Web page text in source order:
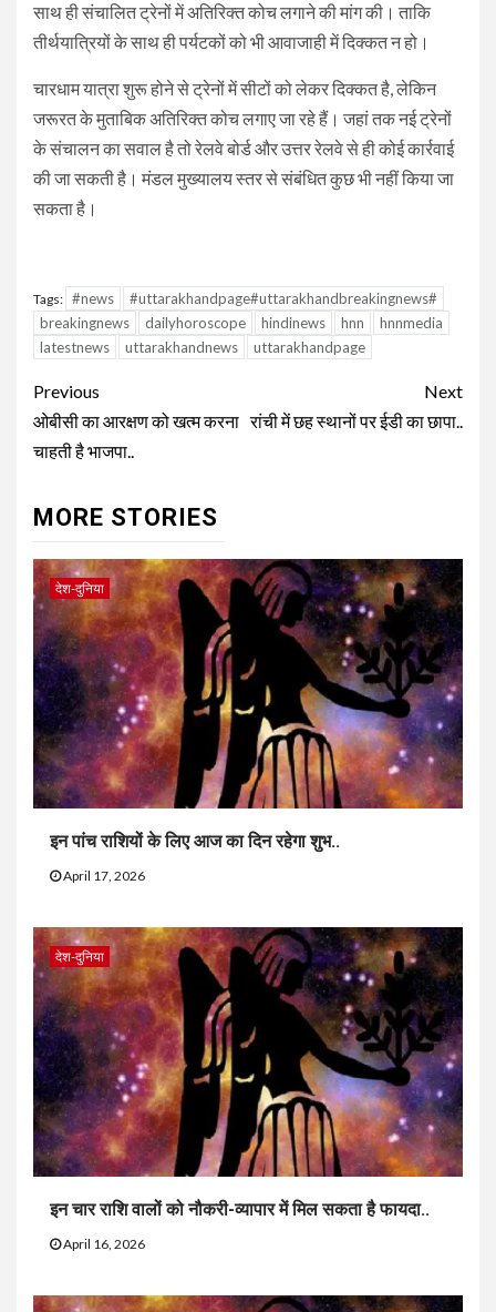
साथ ही संचालित ट्रेनों में अतिरिक्त कोच लगाने की मांग की। ताकि
तीर्थयात्रियों के साथ ही पर्यटकों को भी आवाजाही में दिक्कत न हो।
चारधाम यात्रा शुरू होने से ट्रेनों में सीटों को लेकर दिक्कत है, लेकिन
जरूरत के मुताबिक अतिरिक्त कोच लगाए जा रहे हैं। जहां तक नई ट्रेनों
के संचालन का सवाल है तो रेलवे बोर्ड और उत्तर रेलवे से ही कोई कार्रवाई
की जा सकती है। मंडल मुख्यालय स्तर से संबंधित कुछ भी नहीं किया जा
सकता है।
Tags: #news
#uttarakhandpage#uttarakhandbreakingnews#
breakingnews
dailyhoroscope hindinews hnn
hnnmedia
latestnews
uttarakhandnews uttarakhandpage
Continue
Reading
Previous
ओबीसी का आरक्षण को खत्म करना
चाहती है भाजपा..
Next
रांची में छह स्थानों पर ईडी का छापा..
MORE STORIES
देश-दुनिया
इन पांच राशियों के लिए आज का दिन रहेगा शुभ..
April 17, 2026
देश-दुनिया
इन चार राशि वालों को नौकरी-व्यापार में मिल सकता है फायदा..
April 16, 2026